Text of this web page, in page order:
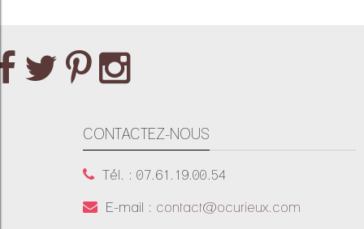
CONTACTEZ-NOUS
Tél. : 07.61.19.00.54
E-mail : contact@ocurieux.com